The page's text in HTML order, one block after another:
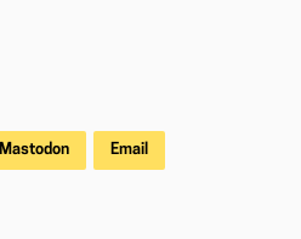
Mastodon Email